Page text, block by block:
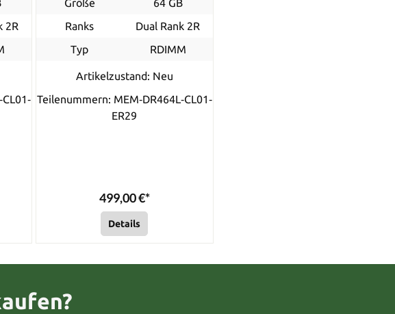
2R
Größe
64 GB
Ranks
Dual Rank 2R
Typ
RDIMM
Artikelzustand: Neu
Teilenummern: MEM‐DR464L‐CL01‐
ER29
499,00 €*
Details